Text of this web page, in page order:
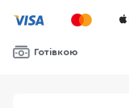
Готівкою